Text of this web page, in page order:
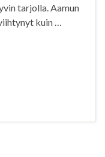
tarjolla. Aamun
kuin …